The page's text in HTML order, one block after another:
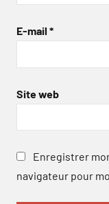
E-mail *
Site web
Enregistrer
navigateur pour